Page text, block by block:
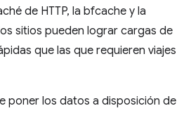
de HTTP, la bfcache y la
sitios pueden lograr cargas de
que las que requieren viajes
poner los datos a disposición de